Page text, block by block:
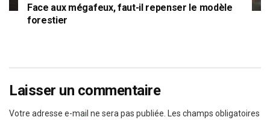
Face aux mégafeux, faut-il repenser le modèle
forestier
Laisser un commentaire
Votre adresse e-mail ne sera pas publiée. Les champs obligatoires